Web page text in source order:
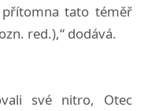
tato téměř
red.),“ dodává.
své nitro, Otec